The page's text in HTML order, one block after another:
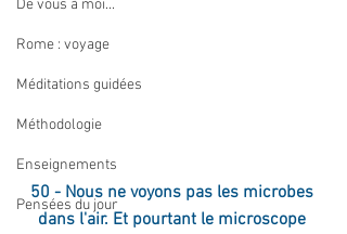
De vous à moi...
Rome : voyage
Méditations guidées
Méthodologie
Enseignements
Pensées du jour
50 - Nous ne voyons pas les microbes
dans l'air. Et pourtant le microscope